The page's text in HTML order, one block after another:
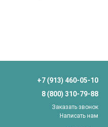
+7 (913) 460-05-10
8 (800) 310-79-88
Заказать звонок
Написать нам